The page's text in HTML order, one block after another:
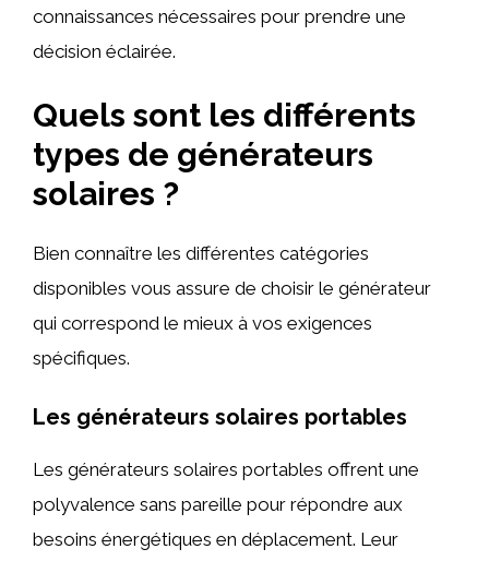
connaissances nécessaires pour prendre une
décision éclairée.
Quels sont les différents
types de générateurs
solaires ?
Bien connaître les différentes catégories
disponibles vous assure de choisir le générateur
qui correspond le mieux à vos exigences
spécifiques.
Les générateurs solaires portables
Les générateurs solaires portables offrent une
polyvalence sans pareille pour répondre aux
besoins énergétiques en déplacement. Leur